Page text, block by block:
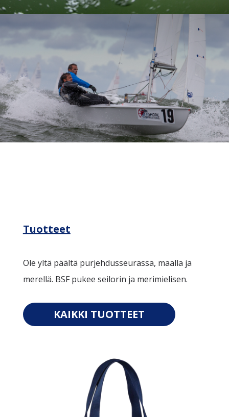
Tuotteet
Ole yltä päältä purjehdusseurassa, maalla ja
merellä. BSF pukee seilorin ja merimielisen.
KAIKKI TUOTTEET